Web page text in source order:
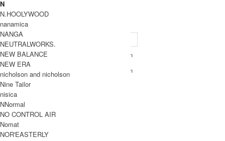
トリプルクラウンは伝統と信頼の証です。
BARBOUR 取り扱い商品
SIZE
XL 75.5cm 7.5cm
XXL 78.5cm 7.5cm
INFORMATION
ブラ
ンド
名
名
CLASSIC BEDALE
N
N.HOOLYWOOD
nanamica
NANGA
NEUTRALWORKS.
NEW BALANCE
NEW ERA
nicholson and nicholson
Nine Tailor
nisica
NNormal
NO CONTROL AIR
Nomat
NOR'EASTERLY